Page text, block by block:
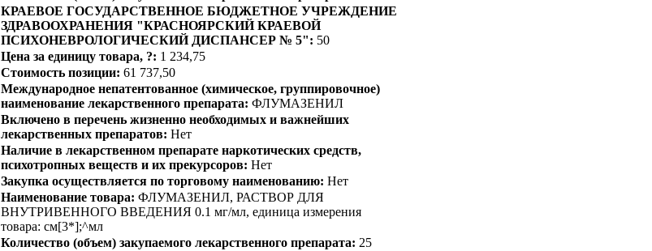
КРАЕВОЕ ГОСУДАРСТВЕННОЕ БЮДЖЕТНОЕ УЧРЕЖДЕНИЕ
ЗДРАВООХРАНЕНИЯ "КРАСНОЯРСКИЙ КРАЕВОЙ
ПСИХОНЕВРОЛОГИЧЕСКИЙ ДИСПАНСЕР № 5": 50
Цена за единицу товара, ?: 1 234,75
Стоимость позиции: 61 737,50
Международное непатентованное (химическое, группировочное)
наименование лекарственного препарата: ФЛУМАЗЕНИЛ
Включено в перечень жизненно необходимых и важнейших
лекарственных препаратов: Нет
Наличие в лекарственном препарате наркотических средств,
психотропных веществ и их прекурсоров: Нет
Закупка осуществляется по торговому наименованию: Нет
Наименование товара: ФЛУМАЗЕНИЛ, РАСТВОР ДЛЯ
ВНУТРИВЕННОГО ВВЕДЕНИЯ 0.1 мг/мл, единица измерения
товара: см[3*];^мл
Количество (объем) закупаемого лекарственного препарата: 25